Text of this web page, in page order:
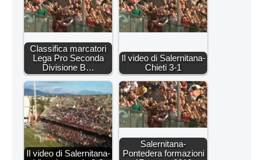
Classifica marcatori
Lega Pro Seconda
Divisione B…
Il video di Salernitana-
Chieti 3-1
Il video di Salernitana-
Salernitana-
Pontedera formazioni